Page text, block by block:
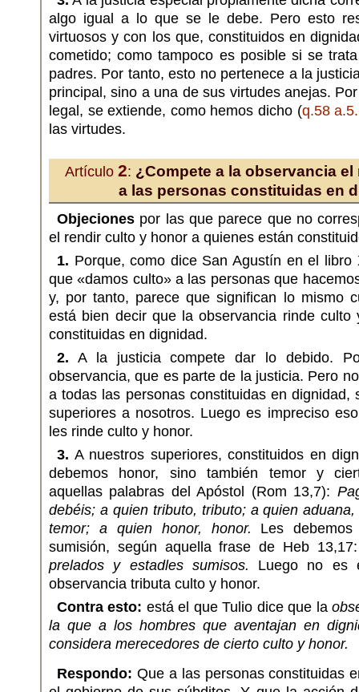
algo igual a lo que se le debe. Pero esto
virtuosos y con los que, constituidos en
cometido; como tampoco es posible si se
padres. Por tanto, esto no pertenece a la
principal, sino a una de sus virtudes anejas.
legal, se extiende, como hemos dicho (q.58
las virtudes.
Artículo 2: ¿Compete a la observancia
a las personas constituidas en
Objeciones por las que parece que no
el rendir culto y honor a quienes están
1. Porque, como dice San Agustín en el
que «damos culto» a las personas que
y, por tanto, parece que significan lo mismo
está bien decir que la observancia rinde culto
constituidas en dignidad.
2. A la justicia compete dar lo debido.
observancia, que es parte de la justicia. Pero
a todas las personas constituidas en dignidad,
superiores a nosotros. Luego es impreciso
les rinde culto y honor.
3. A nuestros superiores, constituidos en
debemos honor, sino también temor y
aquellas palabras del Apóstol (Rom 13,7):
debéis; a quien tributo, tributo; a quien
temor; a quien honor, honor. Les
sumisión, según aquella frase de Heb
prelados y estadles sumisos. Luego no es
observancia tributa culto y honor.
Contra esto: está el que Tulio dice que la
la que a los hombres que aventajan en
considera merecedores de cierto culto y honor.
Respondo: Que a las personas constituidas